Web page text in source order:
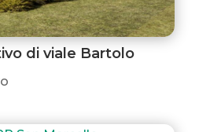
di viale Bartolo